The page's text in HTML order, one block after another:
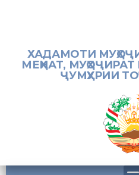
ХАДАМОТИ
МЕҲНАТ,
ҶУМҲУРИИ